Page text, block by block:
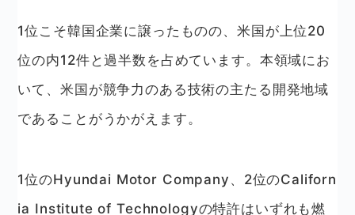
1位こそ韓国企業に譲ったものの、米国が上位20
位の内12件と過半数を占めています。本領域にお
いて、米国が競争力のある技術の主たる開発地域
であることがうかがえます。
1位のHyundai Motor Company、2位のCaliforn
ia Institute of Technologyの特許はいずれも燃